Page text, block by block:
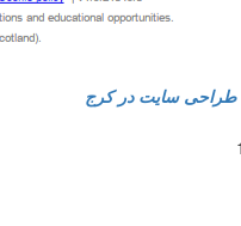
طراحی سایت در کرج